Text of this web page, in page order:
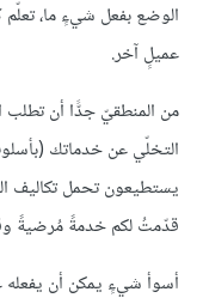
الوضع بفعل شيءٍ ما،
عميلٍ آخر.
من المنطقيّ جدًّا أن تطلب
التخلّي عن خدماتك
يستطيعون تحمل تكاليف
قدّمتُ لكم خدمةً مُرضيةً
أسوأ شيءٍ يمكن أن